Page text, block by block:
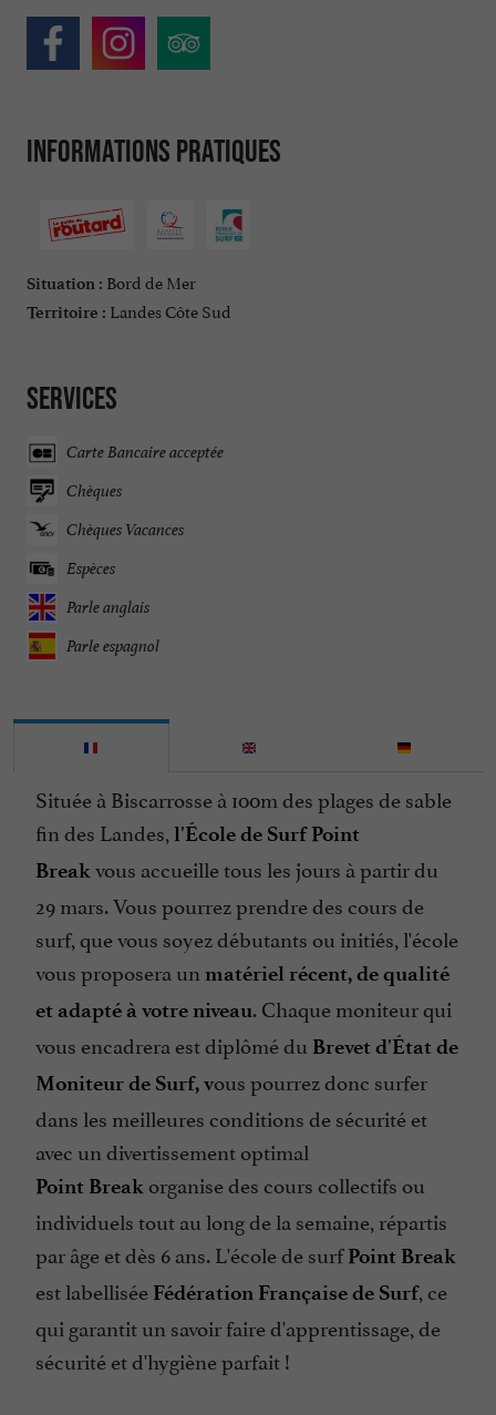
Informations pratiques
Situation : Bord de Mer
Territoire : Landes Côte Sud
Services
Carte Bancaire acceptée
Chèques
Chèques Vacances
Espèces
Parle anglais
Parle espagnol
Située à Biscarrosse à 100m des plages de sable
fin des Landes, l'École de Surf Point
Breakvous accueille tous les jours à partir du
29 mars. Vous pourrez prendre des cours de
surf, que vous soyez débutants ou initiés, l'école
vous proposera un matériel récent, de qualité
et adapté à votre niveau. Chaque moniteur qui
vous encadrera est diplômé du Brevet d'État de
Moniteur de Surf, vous pourrez donc surfer
dans les meilleures conditions de sécurité et
avec un divertissement optimal
Point Break organise des cours collectifs ou
individuels tout au long de la semaine, répartis
par âge et dès 6 ans. L'école de surfPoint Break
est labellisée Fédération Française de Surf, ce
qui garantit un savoir faire d'apprentissage, de
sécurité et d'hygiène parfait !